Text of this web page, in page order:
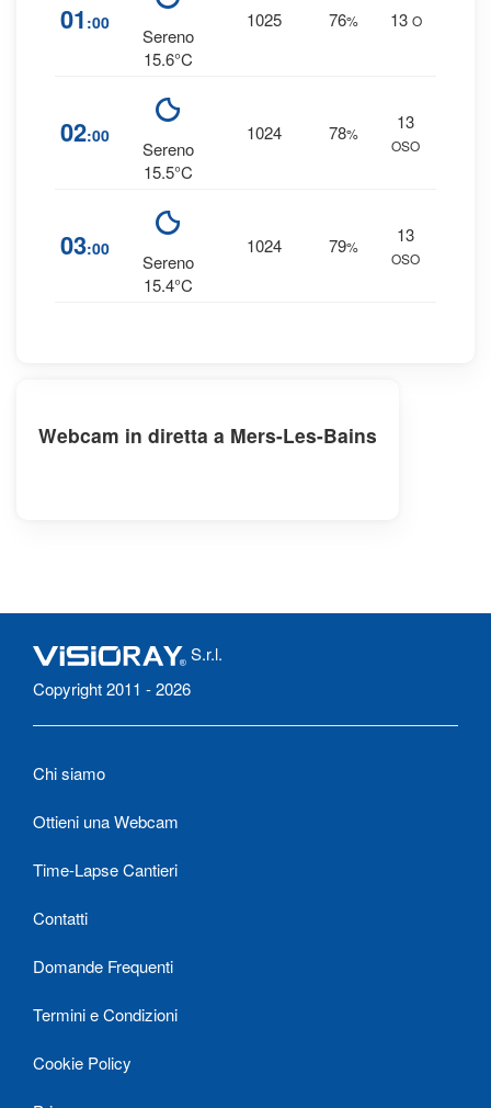
01 :00
Sereno
15.6°C
1025 76% 13 O
02:00
Sereno
15.5°C
1024 78%
13
OSO
03:00
Sereno
15.4°C
1024 79%
13
OSO
Webcam in diretta a Mers-Les-Bains
S.r.l.
Copyright 2011 - 2026
Chi siamo
Ottieni una Webcam
Time-Lapse Cantieri
Contatti
Domande Frequenti
Termini e Condizioni
Cookie Policy